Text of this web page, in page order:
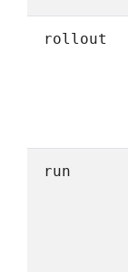
rollout
run